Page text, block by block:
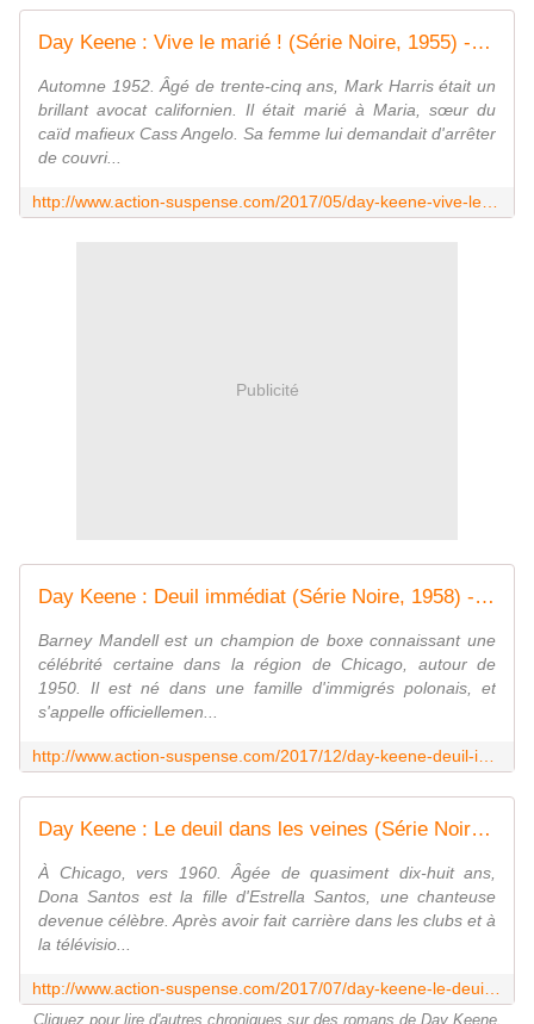
Day Keene : Vive le marié ! (Série Noire, 1955) - Le blog de Claude LE NOCHER
Automne 1952. Âgé de trente-cinq ans, Mark Harris était un
brillant avocat californien. Il était marié à Maria, sœur du
caïd mafieux Cass Angelo. Sa femme lui demandait d'arrêter
de couvri...
Publicité
Day Keene : Deuil immédiat (Série Noire, 1958) - Le blog de Claude LE NOCHER
Barney Mandell est un champion de boxe connaissant une
célébrité certaine dans la région de Chicago, autour de
1950. Il est né dans une famille d'immigrés polonais, et
s'appelle officiellemen...
Day Keene : Le deuil dans les veines (Série Noire, 1966) - Le blog de Claude LE NOCHER
À Chicago, vers 1960. Âgée de quasiment dix-huit ans,
Dona Santos est la fille d'Estrella Santos, une chanteuse
devenue célèbre. Après avoir fait carrière dans les clubs et à
la télévisio...
Cliquez pour lire d'autres chroniques sur des romans de Day Keene.